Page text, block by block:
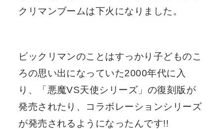
クリマンブームは下火になりました。
ビックリマンのことはすっかり子どものこ
ろの思い出になっていた2000年代に入
り、「悪魔VS天使シリーズ」の復刻版が
発売されたり、コラボレーションシリーズ
が発売されるようになったんです!!